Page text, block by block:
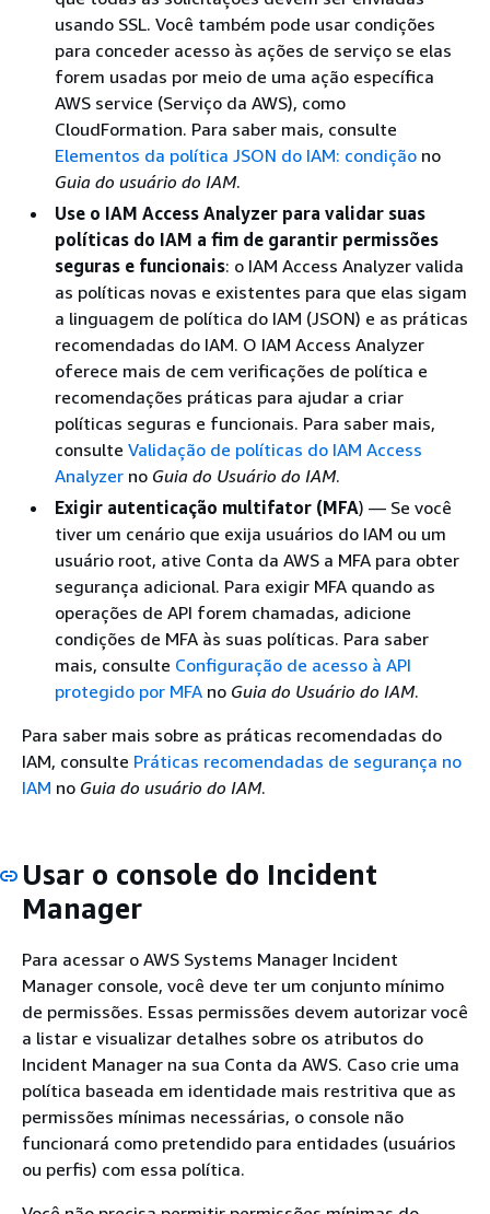
usando SSL. Você também pode usar condições
para conceder acesso às ações de serviço se elas
forem usadas por meio de uma ação específica
AWS service (Serviço da AWS), como
CloudFormation. Para saber mais, consulte
Elementos da política JSON do IAM: condição no
Guia do usuário do IAM.
Use o IAM Access Analyzer para validar suas
políticas do IAM a fim de garantir permissões
seguras e funcionais: o IAM Access Analyzer valida
as políticas novas e existentes para que elas sigam
a linguagem de política do IAM (JSON) e as práticas
recomendadas do IAM. O IAM Access Analyzer
oferece mais de cem verificações de política e
recomendações práticas para ajudar a criar
políticas seguras e funcionais. Para saber mais,
consulte Validação de políticas do IAM Access
Analyzer no Guia do Usuário do IAM.
Exigir autenticação multifator (MFA) — Se você
tiver um cenário que exija usuários do IAM ou um
usuário root, ative Conta da AWS a MFA para obter
segurança adicional. Para exigir MFA quando as
operações de API forem chamadas, adicione
condições de MFA às suas políticas. Para saber
mais, consulte Configuração de acesso à API
protegido por MFA no Guia do Usuário do IAM.
Para saber mais sobre as práticas recomendadas do
IAM, consulte Práticas recomendadas de segurança no
IAM no Guia do usuário do IAM.
Usar o console do Incident
Manager
Para acessar o AWS Systems Manager Incident
Manager console, você deve ter um conjunto mínimo
de permissões. Essas permissões devem autorizar você
a listar e visualizar detalhes sobre os atributos do
Incident Manager na sua Conta da AWS. Caso crie uma
política baseada em identidade mais restritiva que as
permissões mínimas necessárias, o console não
funcionará como pretendido para entidades (usuários
ou perfis) com essa política.